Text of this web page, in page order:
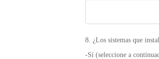
8. ¿Los sistemas que
-Sí (seleccione a